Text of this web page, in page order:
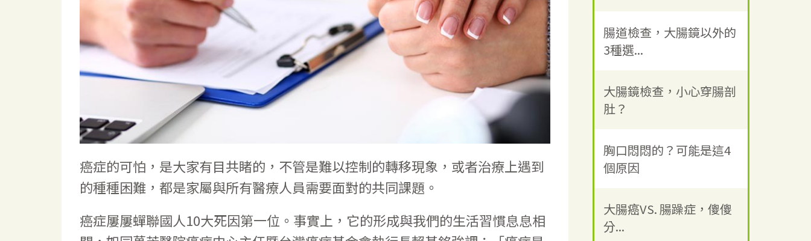
癌症的可怕，是大家有目共睹的，不管是難以控制的轉移現象，或者治療上遇到
的種種困難，都是家屬與所有醫療人員需要面對的共同課題。
癌症屢屢蟬聯國人10大死因第一位。事實上，它的形成與我們的生活習慣息息相
腸道檢查，大腸鏡以外的
3種選...
大腸鏡檢查，小心穿腸剖
肚？
胸口悶悶的？可能是這4
個原因
大腸癌VS. 腸躁症，傻傻
分...